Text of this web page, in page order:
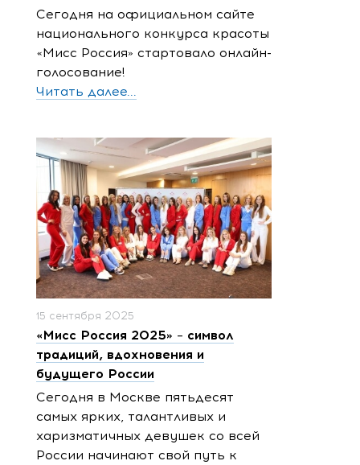
Сегодня на официальном сайте
национального конкурса красоты
«Мисс Россия» стартовало онлайн-
голосование!
Читать далее...
15 сентября 2025
«Мисс Россия 2025» – символ
традиций, вдохновения и
будущего России
Сегодня в Москве пятьдесят
самых ярких, талантливых и
харизматичных девушек со всей
России начинают свой путь к